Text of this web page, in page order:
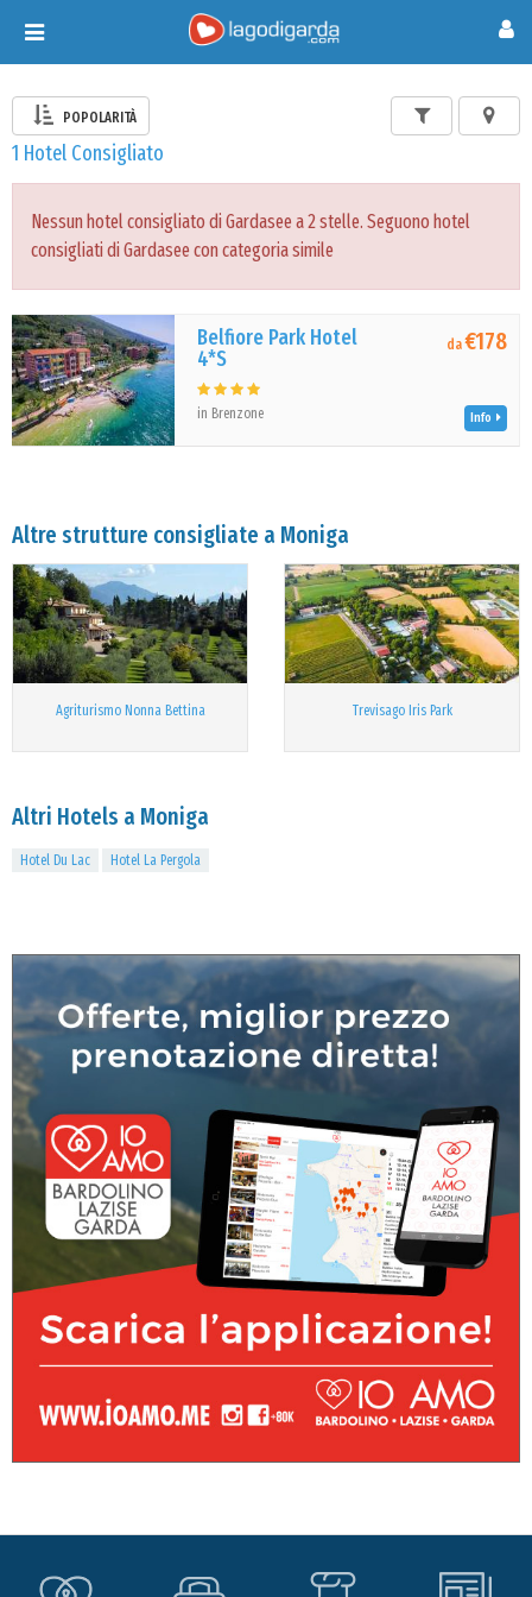
Toggle
navigation
POPOLARITÀ
1 Hotel Consigliato
Nessun hotel consigliato di Gardasee a 2 stelle. Seguono hotel
consigliati di Gardasee con categoria simile
Belfiore Park Hotel
4*S
in Brenzone
da€178
Info
Altre strutture consigliate a Moniga
Agriturismo Nonna Bettina Trevisago Iris Park
Altri Hotels a Moniga
Hotel Du Lac Hotel La Pergola